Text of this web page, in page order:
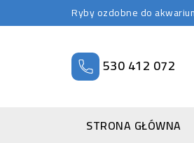
Ryby ozdobne do
530 412 072
STRONA GŁÓWNA